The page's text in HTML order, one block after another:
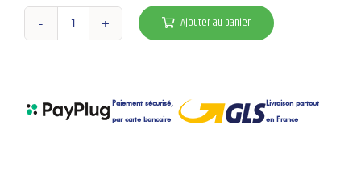
quantité
Chien
et
Ajouter au panier
Paiement sécurisé,
par carte bancaire
Livraison partout
en France